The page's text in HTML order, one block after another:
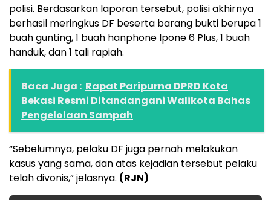
polisi. Berdasarkan laporan tersebut, polisi akhirnya
berhasil meringkus DF beserta barang bukti berupa 1
buah gunting, 1 buah hanphone Ipone 6 Plus, 1 buah
handuk, dan 1 tali rapiah.
Baca Juga : Rapat Paripurna DPRD Kota
Bekasi Resmi Ditandangani Walikota Bahas
Pengelolaan Sampah
“Sebelumnya, pelaku DF juga pernah melakukan
kasus yang sama, dan atas kejadian tersebut pelaku
telah divonis,” jelasnya. (RJN)